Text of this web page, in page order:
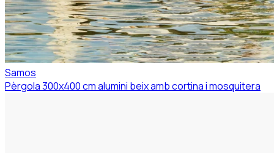
Samos
Pèrgola 300x400 cm alumini beix amb cortina i mosquitera